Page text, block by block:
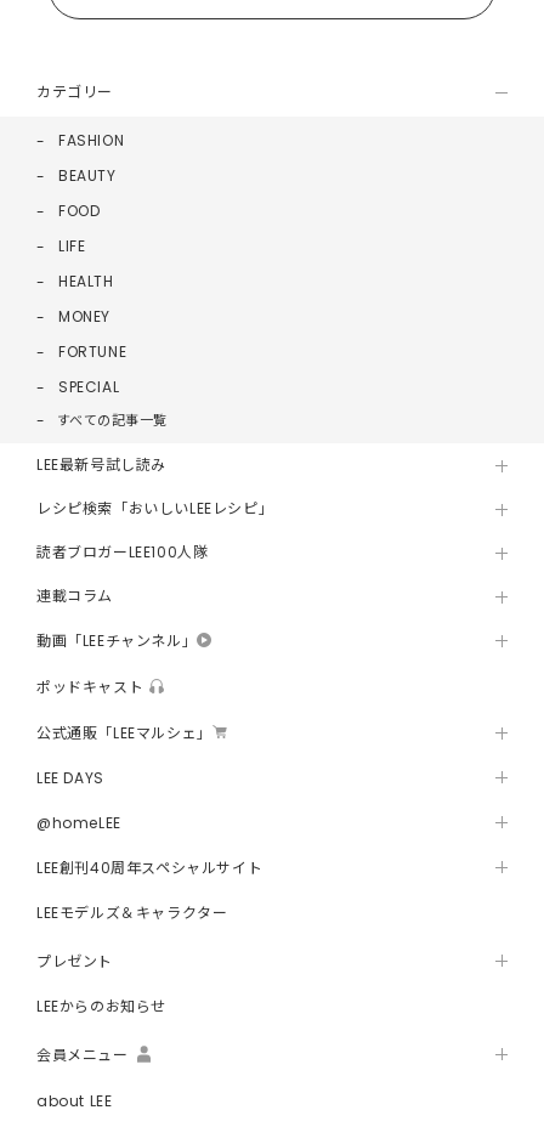
カテゴリー
FASHION
BEAUTY
FOOD
LIFE
HEALTH
MONEY
FORTUNE
SPECIAL
すべての記事一覧
LEE最新号試し読み
レシピ検索「おいしいLEEレシピ」
読者ブロガーLEE100人隊
連載コラム
動画「LEEチャンネル」
ポッドキャスト
公式通販「LEEマルシェ」
LEE DAYS
@homeLEE
LEE創刊40周年スペシャルサイト
LEEモデルズ＆キャラクター
プレゼント
LEEからのお知らせ
会員メニュー
about LEE